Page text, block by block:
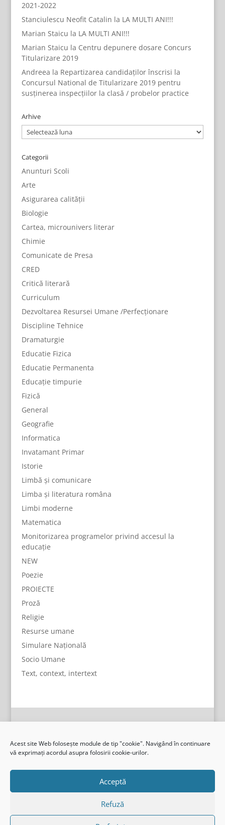
Acest site Web folosește module de tip "cookie". Navigând în continuare
vă exprimați acordul asupra folosirii cookie-urilor.
Acceptă
Refuză
2021-2022
Stanciulescu Neofit Catalin la LA MULTI ANI!!!
Marian Staicu la LA MULTI ANI!!!
Marian Staicu la Centru depunere dosare Concurs
Titularizare 2019
Andreea la Repartizarea candidaților înscrisi la
Concursul National de Titularizare 2019 pentru
susținerea inspecțiilor la clasă / probelor practice
Arhive
Arhive
Categorii
Anunturi Scoli
Arte
Asigurarea calității
Biologie
Cartea, microunivers literar
Chimie
Comunicate de Presa
CRED
Critică literară
Curriculum
Dezvoltarea Resursei Umane /Perfecționare
Discipline Tehnice
Dramaturgie
Educatie Fizica
Educatie Permanenta
Educație timpurie
Fizică
General
Geografie
Informatica
Invatamant Primar
Istorie
Limbă și comunicare
Limba și literatura româna
Limbi moderne
Matematica
Monitorizarea programelor privind accesul la
educație
NEW
Poezie
PROIECTE
Proză
Religie
Resurse umane
Simulare Națională
Socio Umane
Text, context, intertext